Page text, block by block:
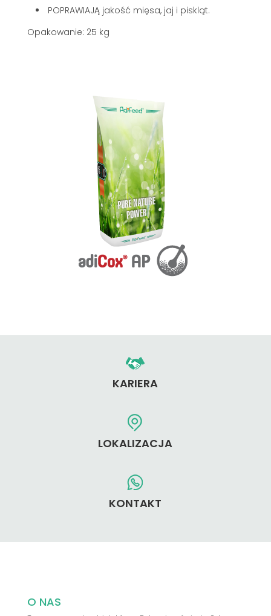
POPRAWIAJĄ jakość mięsa, jaj i piskląt.
Opakowanie: 25 kg
KARIERA
LOKALIZACJA
KONTAKT
O NAS